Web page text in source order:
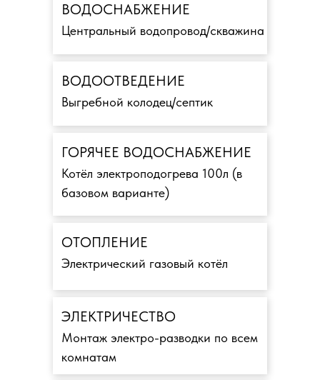
Выгребной колодец/септик
ВОДООТВЕДЕНИЕ
ГОРЯЧЕЕ ВОДОСНАБЖЕНИЕ
Котёл электроподогрева 100л (в
базовом варианте)
Электрический газовый котёл
ОТОПЛЕНИЕ
ЭЛЕКТРИЧЕСТВО
Монтаж электро-разводки по всем
комнатам
ВОДОСНАБЖЕНИЕ
Центральный водопровод/скважина